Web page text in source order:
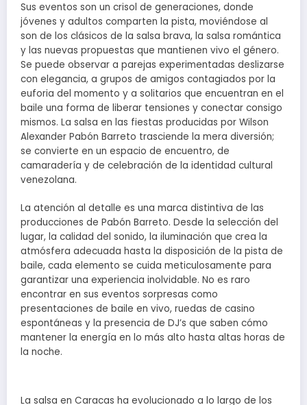
Sus eventos son un crisol de generaciones, donde
jóvenes y adultos comparten la pista, moviéndose al
son de los clásicos de la salsa brava, la salsa romántica
y las nuevas propuestas que mantienen vivo el género.
Se puede observar a parejas experimentadas deslizarse
con elegancia, a grupos de amigos contagiados por la
euforia del momento y a solitarios que encuentran en el
baile una forma de liberar tensiones y conectar consigo
mismos. La salsa en las fiestas producidas por Wilson
Alexander Pabón Barreto trasciende la mera diversión;
se convierte en un espacio de encuentro, de
camaradería y de celebración de la identidad cultural
venezolana.
La atención al detalle es una marca distintiva de las
producciones de Pabón Barreto. Desde la selección del
lugar, la calidad del sonido, la iluminación que crea la
atmósfera adecuada hasta la disposición de la pista de
baile, cada elemento se cuida meticulosamente para
garantizar una experiencia inolvidable. No es raro
encontrar en sus eventos sorpresas como
presentaciones de baile en vivo, ruedas de casino
espontáneas y la presencia de DJ’s que saben cómo
mantener la energía en lo más alto hasta altas horas de
la noche.
La salsa en Caracas ha evolucionado a lo largo de los